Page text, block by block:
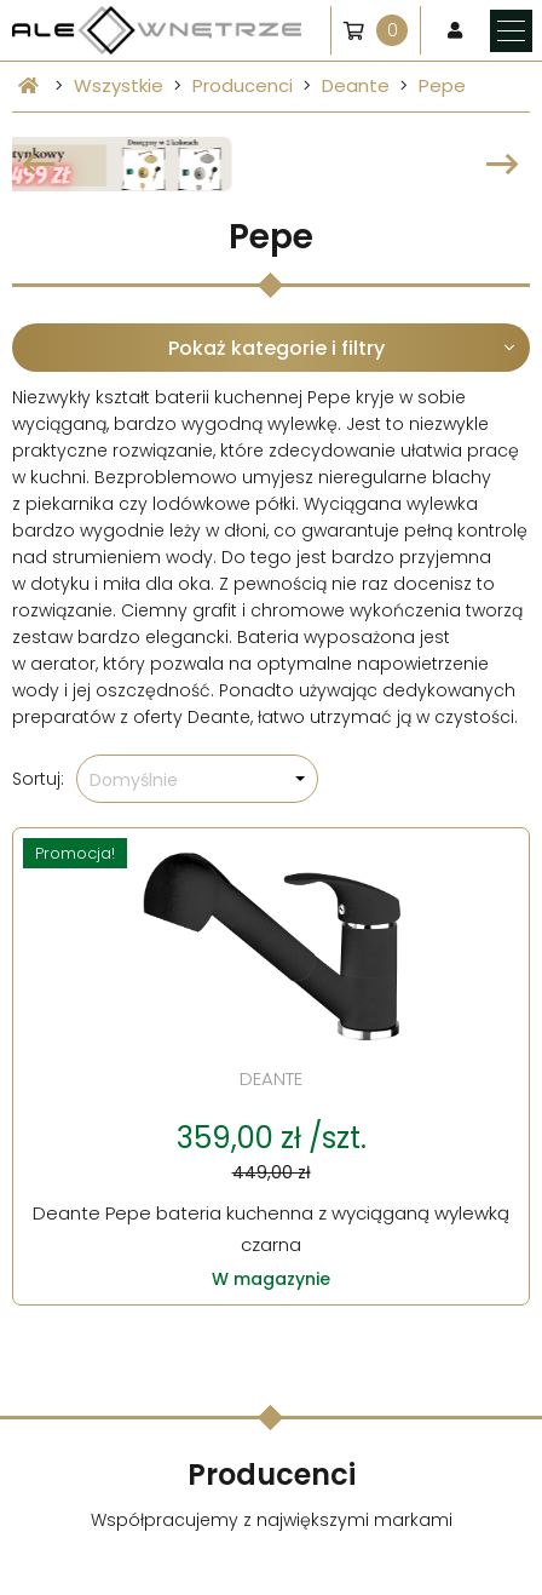
0
Wszystkie Producenci Deante Pepe
Pepe
Pokaż kategorie i filtry
Niezwykły kształt baterii kuchennej Pepe kryje w sobie
wyciąganą, bardzo wygodną wylewkę. Jest to niezwykle
praktyczne rozwiązanie, które zdecydowanie ułatwia pracę
w kuchni. Bezproblemowo umyjesz nieregularne blachy
z piekarnika czy lodówkowe półki. Wyciągana wylewka
bardzo wygodnie leży w dłoni, co gwarantuje pełną kontrolę
nad strumieniem wody. Do tego jest bardzo przyjemna
w dotyku i miła dla oka. Z pewnością nie raz docenisz to
rozwiązanie. Ciemny grafit i chromowe wykończenia tworzą
zestaw bardzo elegancki. Bateria wyposażona jest
w aerator, który pozwala na optymalne napowietrzenie
wody i jej oszczędność. Ponadto używając dedykowanych
preparatów z oferty Deante, łatwo utrzymać ją w czystości.
Sortuj: Domyślnie
Promocja!
DEANTE
359,00 zł /szt.
449,00 zł
Deante Pepe bateria kuchenna z wyciąganą wylewką
czarna
W magazynie
Producenci
Współpracujemy z największymi markami